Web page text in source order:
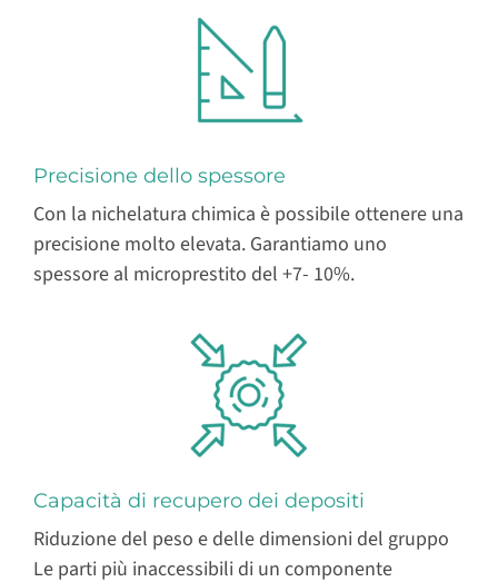
Precisione dello spessore
Con la nichelatura chimica è possibile ottenere una
precisione molto elevata. Garantiamo uno
spessore al microprestito del +7- 10%.
Capacità di recupero dei depositi
Riduzione del peso e delle dimensioni del gruppo
Le parti più inaccessibili di un componente